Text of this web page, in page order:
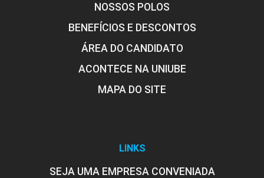
NOSSOS POLOS
BENEFÍCIOS E DESCONTOS
ÁREA DO CANDIDATO
ACONTECE NA UNIUBE
MAPA DO SITE
LINKS
SEJA UMA EMPRESA CONVENIADA